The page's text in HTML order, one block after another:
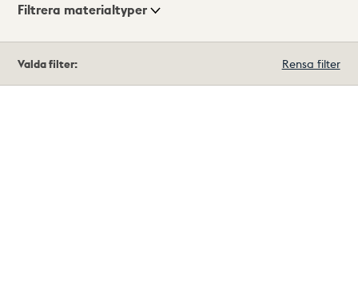
Visningsläge
Filtrera materialtyper
träffar
Valda filter: Rensa filter